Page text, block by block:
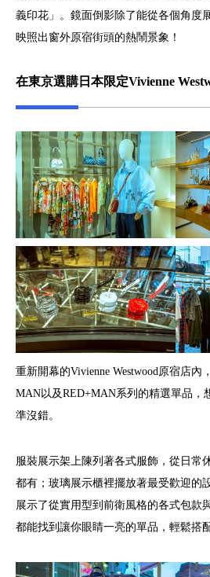
義印花」。鏡面倒影除了能從各個角度
映照出窗外原宿街頭的熱鬧景象！
在東京選購日本限定Vivienne
重新開幕的Vivienne Westwood原宿店內
MAN以及RED+MAN系列的精選單品，
準沒錯。
服裝展示架上陳列著各式服飾，從日常
都有；玻璃展示櫃裡擺放著最受歡迎的
展示了從實用型到前衛風格的各式包款
都能找到讓你眼睛一亮的單品，輕鬆搭